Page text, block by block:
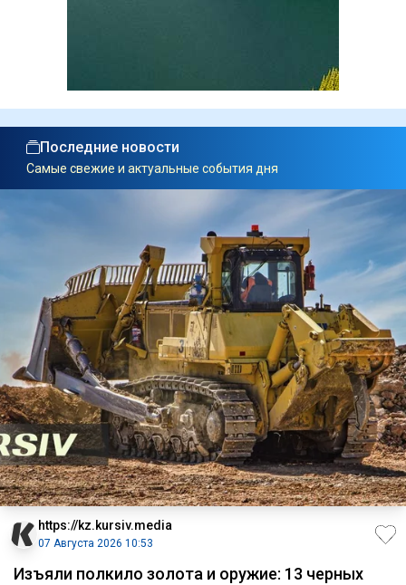
Последние новости
Самые свежие и актуальные события дня
https://kz.kursiv.media
07 Августа 2026 10:53
Изъяли полкило золота и оружие: 13 черных